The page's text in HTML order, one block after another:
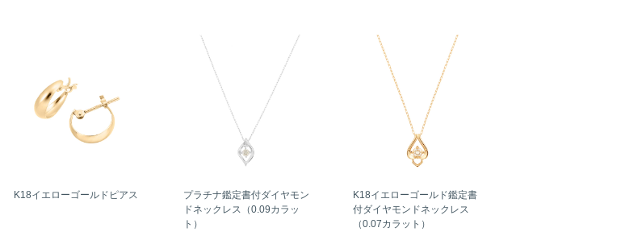
K18イエローゴールドピアス
プラチナ鑑定書付ダイヤモン
ドネックレス（0.09カラッ
ト）
K18イエローゴールド鑑定書
付ダイヤモンドネックレス
（0.07カラット）